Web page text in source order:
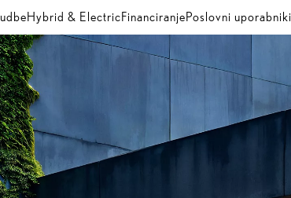
Hybrid & ElectricFinanciranjePoslovni uporabniki